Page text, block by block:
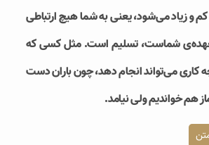
و زیاد می‌شود، یعنی به شما هیچ ارتباطی
بعهده‌‌ی شماست، تسلیم است. مثل کسی که
کاری می‌تواند انجام دهد، چون باران دست
هم خواندیم ولی نیامد.